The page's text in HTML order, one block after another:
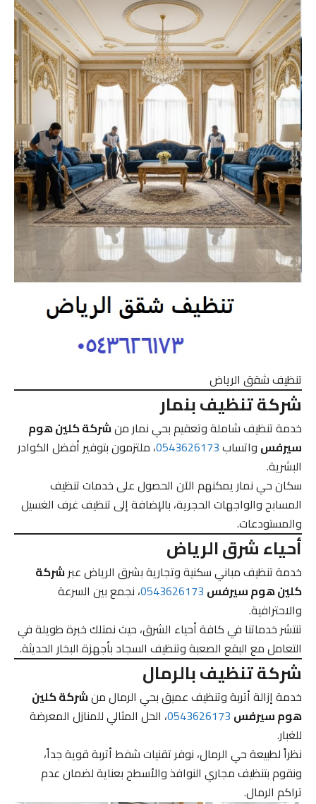
تنظيف شقق الرياض
شركة تنظيف بنمار
خدمة تنظيف شاملة وتعقيم بحي نمار منشركة كلين هوم
سيرفسواتساب0543626173، ملتزمون بتوفير أفضل الكوادر
البشرية.
سكان حي نمار يمكنهم الآن الحصول على خدمات تنظيف
المسابح والواجهات الحجرية، بالإضافة إلى تنظيف غرف الغسيل
والمستودعات.
أحياء شرق الرياض
خدمة تنظيف مباني سكنية وتجارية بشرق الرياض عبرشركة
كلين هوم سيرفس0543626173، نجمع بين السرعة
والاحترافية.
تنتشر خدماتنا في كافة أحياء الشرق، حيث نمتلك خبرة طويلة في
التعامل مع البقع الصعبة وتنظيف السجاد بأجهزة البخار الحديثة.
شركة تنظيف بالرمال
خدمة إزالة أتربة وتنظيف عميق بحي الرمال منشركة كلين
هوم سيرفس0543626173، الحل المثالي للمنازل المعرضة
للغبار.
نظراً لطبيعة حي الرمال، نوفر تقنيات شفط أتربة قوية جداً،
ونقوم بتنظيف مجاري النوافذ والأسطح بعناية لضمان عدم
تراكم الرمال.